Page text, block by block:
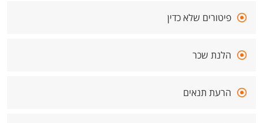
פיטורים שלא כדין
הלנת שכר
הרעת תנאים